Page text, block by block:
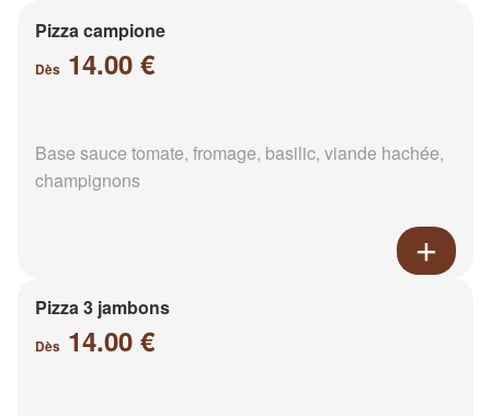
Pizza campione
Dès 14.00 €
Base sauce tomate, fromage, basilic, viande hachée,
champignons
Pizza 3 jambons
Dès 14.00 €